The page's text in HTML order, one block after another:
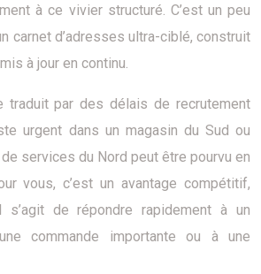
à ce vivier structuré. C’est un peu
carnet d’adresses ultra-ciblé, construit
à jour en continu.
traduit par des délais de recrutement
urgent dans un magasin du Sud ou
services du Nord peut être pourvu en
vous, c’est un avantage compétitif,
s’agit de répondre rapidement à un
commande importante ou à une